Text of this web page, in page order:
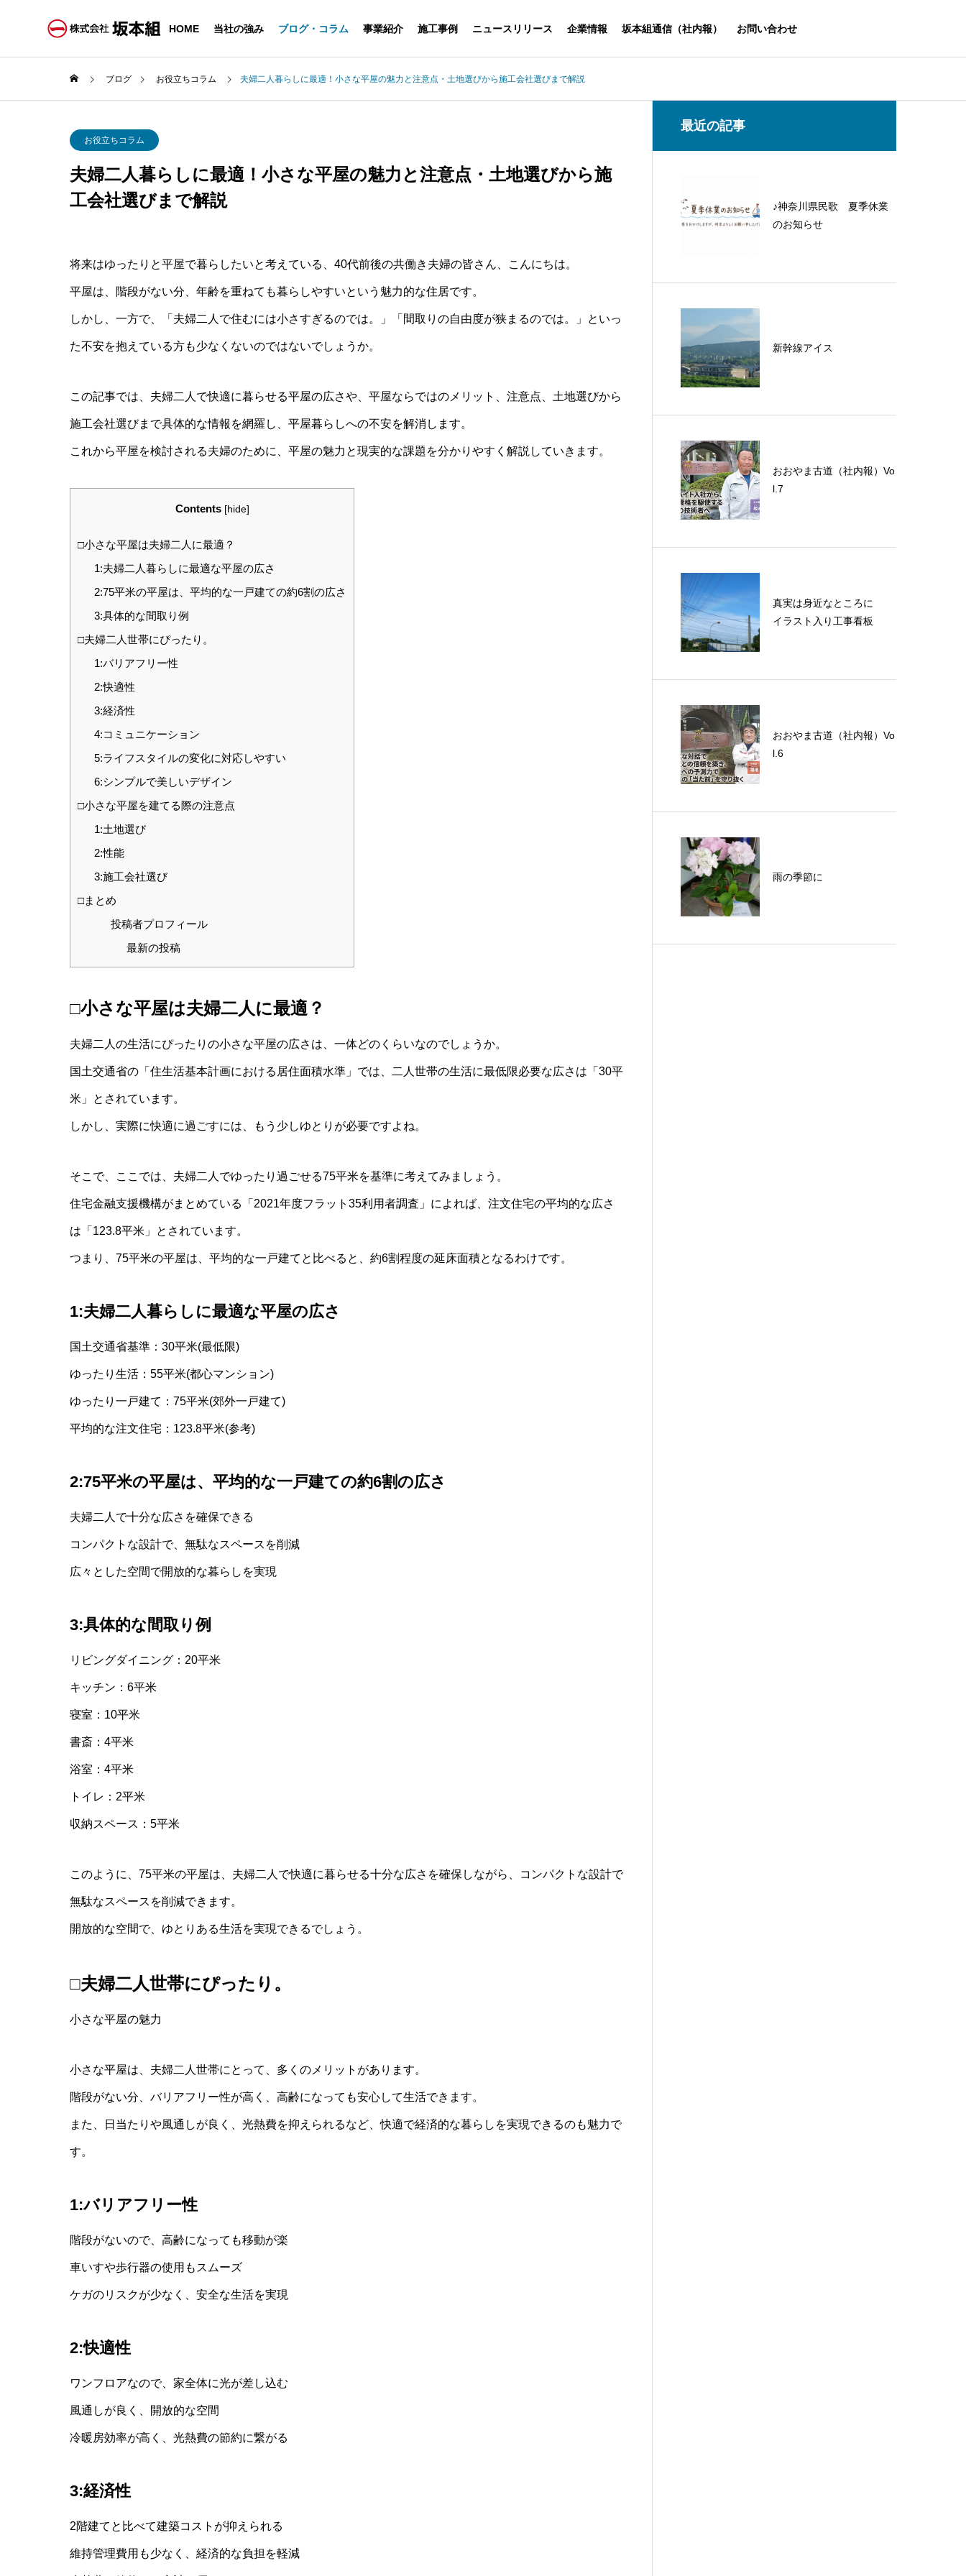
HOME 当社の強み ブログ・コラム 事業紹介 施工事例 ニュースリリース 企業情報 坂本組通信（社内報） お問い合わせ
ブログ お役立ちコラム 夫婦二人暮らしに最適！小さな平屋の魅力と注意点・土地選びから施工会社選びまで解説
お役立ちコラム
夫婦二人暮らしに最適！小さな平屋の魅力と注意点・土地選びから施
工会社選びまで解説
将来はゆったりと平屋で暮らしたいと考えている、40代前後の共働き夫婦の皆さん、こんにちは。
平屋は、階段がない分、年齢を重ねても暮らしやすいという魅力的な住居です。
しかし、一方で、「夫婦二人で住むには小さすぎるのでは。」「間取りの自由度が狭まるのでは。」といっ
た不安を抱えている方も少なくないのではないでしょうか。
この記事では、夫婦二人で快適に暮らせる平屋の広さや、平屋ならではのメリット、注意点、土地選びから
施工会社選びまで具体的な情報を網羅し、平屋暮らしへの不安を解消します。
これから平屋を検討される夫婦のために、平屋の魅力と現実的な課題を分かりやすく解説していきます。
Contents [hide]
□小さな平屋は夫婦二人に最適？
1:夫婦二人暮らしに最適な平屋の広さ
2:75平米の平屋は、平均的な一戸建ての約6割の広さ
3:具体的な間取り例
□夫婦二人世帯にぴったり。
1:バリアフリー性
2:快適性
3:経済性
4:コミュニケーション
5:ライフスタイルの変化に対応しやすい
6:シンプルで美しいデザイン
□小さな平屋を建てる際の注意点
1:土地選び
2:性能
3:施工会社選び
□まとめ
投稿者プロフィール
最新の投稿
□小さな平屋は夫婦二人に最適？
夫婦二人の生活にぴったりの小さな平屋の広さは、一体どのくらいなのでしょうか。
国土交通省の「住生活基本計画における居住面積水準」では、二人世帯の生活に最低限必要な広さは「30平
米」とされています。
しかし、実際に快適に過ごすには、もう少しゆとりが必要ですよね。
そこで、ここでは、夫婦二人でゆったり過ごせる75平米を基準に考えてみましょう。
住宅金融支援機構がまとめている「2021年度フラット35利用者調査」によれば、注文住宅の平均的な広さ
は「123.8平米」とされています。
つまり、75平米の平屋は、平均的な一戸建てと比べると、約6割程度の延床面積となるわけです。
1:夫婦二人暮らしに最適な平屋の広さ
国土交通省基準：30平米(最低限)
ゆったり生活：55平米(都心マンション)
ゆったり一戸建て：75平米(郊外一戸建て)
平均的な注文住宅：123.8平米(参考)
2:75平米の平屋は、平均的な一戸建ての約6割の広さ
夫婦二人で十分な広さを確保できる
コンパクトな設計で、無駄なスペースを削減
広々とした空間で開放的な暮らしを実現
3:具体的な間取り例
リビングダイニング：20平米
キッチン：6平米
寝室：10平米
書斎：4平米
浴室：4平米
トイレ：2平米
収納スペース：5平米
このように、75平米の平屋は、夫婦二人で快適に暮らせる十分な広さを確保しながら、コンパクトな設計で
無駄なスペースを削減できます。
開放的な空間で、ゆとりある生活を実現できるでしょう。
□夫婦二人世帯にぴったり。
小さな平屋の魅力
小さな平屋は、夫婦二人世帯にとって、多くのメリットがあります。
階段がない分、バリアフリー性が高く、高齢になっても安心して生活できます。
また、日当たりや風通しが良く、光熱費を抑えられるなど、快適で経済的な暮らしを実現できるのも魅力で
す。
1:バリアフリー性
階段がないので、高齢になっても移動が楽
車いすや歩行器の使用もスムーズ
ケガのリスクが少なく、安全な生活を実現
2:快適性
ワンフロアなので、家全体に光が差し込む
風通しが良く、開放的な空間
冷暖房効率が高く、光熱費の節約に繋がる
3:経済性
2階建てと比べて建築コストが抑えられる
維持管理費用も少なく、経済的な負担を軽減
最近の記事
♪神奈川県民歌 夏季休業
のお知らせ
新幹線アイス
おおやま古道（社内報）Vo
l.7
真実は身近なところに
イラスト入り工事看板
おおやま古道（社内報）Vo
l.6
雨の季節に